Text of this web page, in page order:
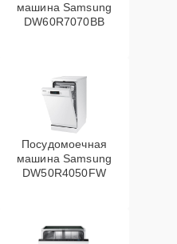
машина Samsung
DW60R7070BB
Посудомоечная
машина Samsung
DW50R4050FW